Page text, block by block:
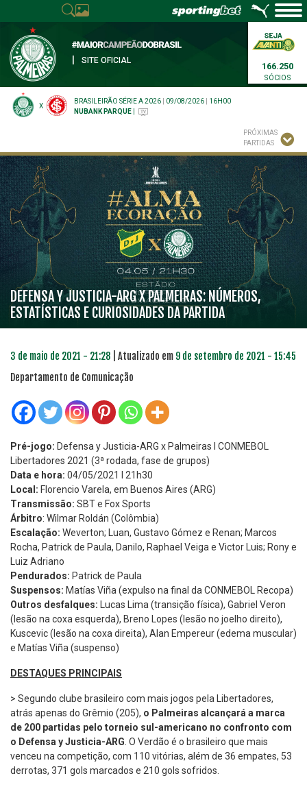
SITE OFICIAL
166.250
SÓCIOS
X
BRASILEIRÃO SÉRIE A 2026 09/08/2026
16H00
NUBANK PARQUE
PRÓXIMAS
PARTIDAS
DEFENSA Y JUSTICIA-ARG X PALMEIRAS: NÚMEROS,
ESTATÍSTICAS E CURIOSIDADES DA PARTIDA
3 de maio de 2021 - 21:28 | Atualizado em 9 de setembro de 2021 - 15:45
Departamento de Comunicação
Pré-jogo: Defensa y Justicia-ARG x Palmeiras l CONMEBOL
Libertadores 2021 (3ª rodada, fase de grupos)
Data e hora: 04/05/2021 l 21h30
Local: Florencio Varela, em Buenos Aires (ARG)
Transmissão: SBT e Fox Sports
Árbitro: Wilmar Roldán (Colômbia)
Escalação: Weverton; Luan, Gustavo Gómez e Renan; Marcos
Rocha, Patrick de Paula, Danilo, Raphael Veiga e Victor Luis; Rony e
Luiz Adriano
Pendurados: Patrick de Paula
Suspensos: Matías Viña (expulso na final da CONMEBOL Recopa)
Outros desfalques: Lucas Lima (transição física), Gabriel Veron
(lesão na coxa esquerda), Breno Lopes (lesão no joelho direito),
Kuscevic (lesão na coxa direita), Alan Empereur (edema muscular)
e Matías Viña (suspenso)
DESTAQUES PRINCIPAIS
> Segundo clube brasileiro com mais jogos pela Libertadores,
atrás apenas do Grêmio (205), o Palmeiras alcançará a marca
de 200 partidas pelo torneio sul-americano no confronto com
o Defensa y Justicia-ARG . O Verdão é o brasileiro que mais
venceu na competição, com 110 vitórias, além de 36 empates, 53
derrotas, 371 gols marcados e 210 gols sofridos.